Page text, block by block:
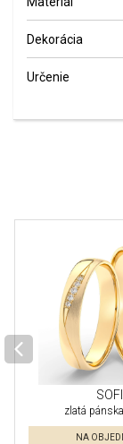
Dekorácia
Určenie
zlatá
NA